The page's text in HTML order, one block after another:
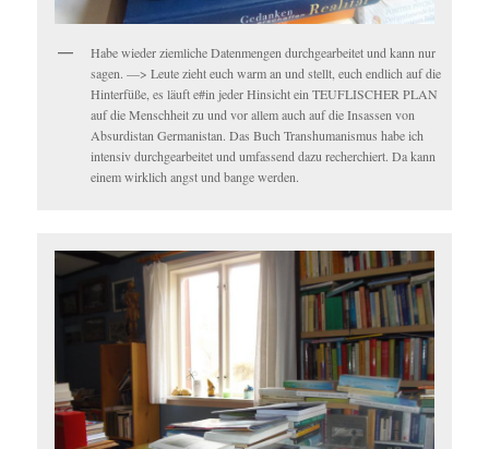
Habe wieder ziemliche Datenmengen durchgearbeitet und kann nur
sagen. —> Leute zieht euch warm an und stellt, euch endlich auf die
Hinterfüße, es läuft e#in jeder Hinsicht ein TEUFLISCHER PLAN
auf die Menschheit zu und vor allem auch auf die Insassen von
Absurdistan Germanistan. Das Buch Transhumanismus habe ich
intensiv durchgearbeitet und umfassend dazu recherchiert. Da kann
einem wirklich angst und bange werden.